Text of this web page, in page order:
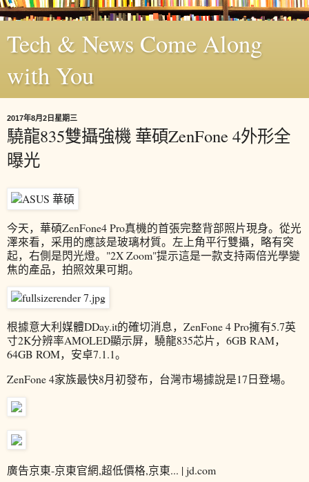
Tech & News Come Along
with You
2017年8月2日星期三
驍龍835雙攝強機 華碩ZenFone 4外形全
曝光
今天，華碩ZenFone4 Pro真機的首張完整背部照片現身。從光
澤來看，采用的應該是玻璃材質。左上角平行雙攝，略有突
起，右側是閃光燈。"2X Zoom"提示這是一款支持兩倍光學變
焦的產品，拍照效果可期。
根據意大利媒體DDay.it的確切消息，ZenFone 4 Pro擁有5.7英
寸2K分辨率AMOLED顯示屏，驍龍835芯片，6GB RAM，
64GB ROM，安卓7.1.1。
ZenFone 4家族最快8月初發布，台灣市場據說是17日登場。
廣告京東-京東官網,超低價格,京東... | jd.com